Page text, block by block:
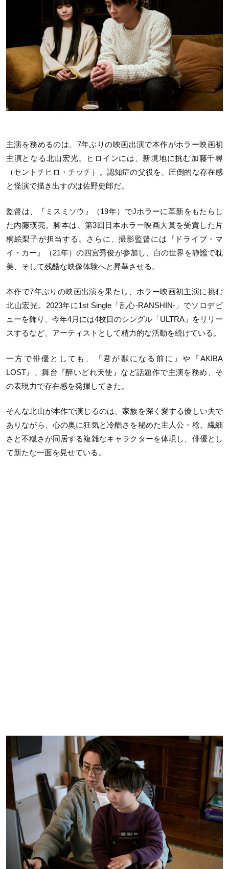
主演を務めるのは、7年ぶりの映画出演で本作がホラー映画初
主演となる北山宏光。ヒロインには、新境地に挑む加藤千尋
（セントチヒロ・チッチ）。認知症の父役を、圧倒的な存在感
と怪演で描き出すのは佐野史郎だ。
監督は、『ミスミソウ』（19年）でJホラーに革新をもたらし
た内藤瑛亮。脚本は、第3回日本ホラー映画大賞を受賞した片
桐絵梨子が担当する。さらに、撮影監督には『ドライブ・マ
イ・カー』（21年）の四宮秀俊が参加し、白の世界を静謐で耽
美、そして残酷な映像体験へと昇華させる。
本作で7年ぶりの映画出演を果たし、ホラー映画初主演に挑む
北山宏光。2023年に1st Single「乱心-RANSHIN-」でソロデビ
ューを飾り、今年4月には4枚目のシングル「ULTRA」をリリー
スするなど、アーティストとして精力的な活動を続けている。
一方で俳優としても、『君が獣になる前に』や『AKIBA
LOST』、舞台『醉いどれ天使』など話題作で主演を務め、そ
の表現力で存在感を発揮してきた。
そんな北山が本作で演じるのは、家族を深く愛する優しい夫で
ありながら、心の奥に狂気と冷酷さを秘めた主人公・稔。繊細
さと不穏さが同居する複雑なキャラクターを体現し、俳優とし
て新たな一面を見せている。